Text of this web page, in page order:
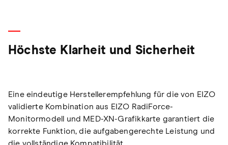
Höchste Klarheit und Sicherheit
Eine eindeutige Herstellerempfehlung für die von EIZO
validierte Kombination aus EIZO RadiForce-
Monitormodell und MED-XN-Grafikkarte garantiert die
korrekte Funktion, die aufgabengerechte Leistung und